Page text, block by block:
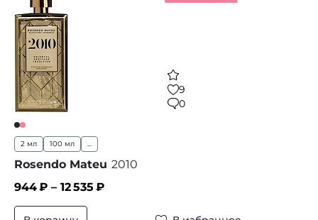
9
0
2 мл 100 мл ...
Rosendo Mateu 2010
944₽ – 12 535 ₽